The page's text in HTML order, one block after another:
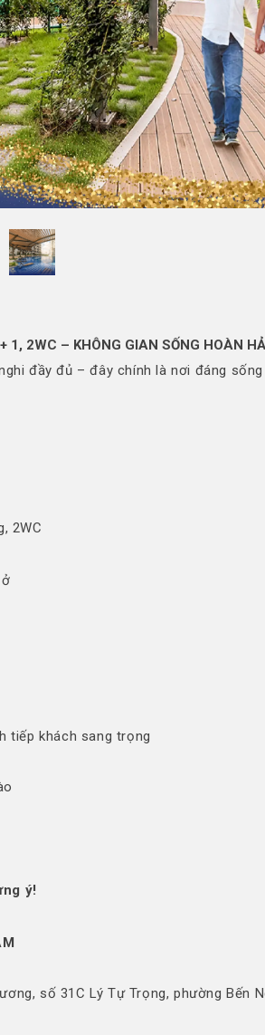
1, 2WC – KHÔNG GIAN SỐNG HOÀN
đầy đủ – đây chính là nơi đáng
2WC
tiếp khách sang trọng
ý!
số 31C Lý Tự Trọng, phường Bến